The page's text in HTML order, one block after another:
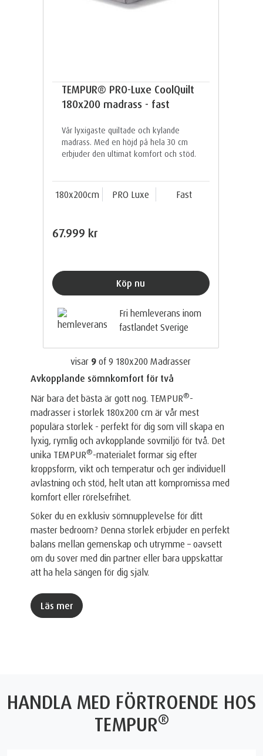
TEMPUR® PRO-Luxe CoolQuilt
180x200 madrass - fast
Vår lyxigaste quiltade och kylande
madrass. Med en höjd på hela 30 cm
erbjuder den ultimat komfort och stöd.
180x200cm PRO Luxe Fast
67.999 kr
Köp nu
Fri hemleverans inom
fastlandet Sverige
visar 9 of 9 180x200 Madrasser
Avkopplande sömnkomfort för två
När bara det bästa är gott nog. TEMPUR®-
madrasser i storlek 180x200 cm är vår mest
populära storlek - perfekt för dig som vill skapa en
lyxig, rymlig och avkopplande sovmiljö för två. Det
unika TEMPUR®-materialet formar sig efter
kroppsform, vikt och temperatur och ger individuell
avlastning och stöd, helt utan att kompromissa med
komfort eller rörelsefrihet.
Söker du en exklusiv sömnupplevelse för ditt
master bedroom? Denna storlek erbjuder en perfekt
balans mellan gemenskap och utrymme – oavsett
om du sover med din partner eller bara uppskattar
att ha hela sängen för dig själv.
Läs mer
HANDLA MED FÖRTROENDE HOS
TEMPUR®